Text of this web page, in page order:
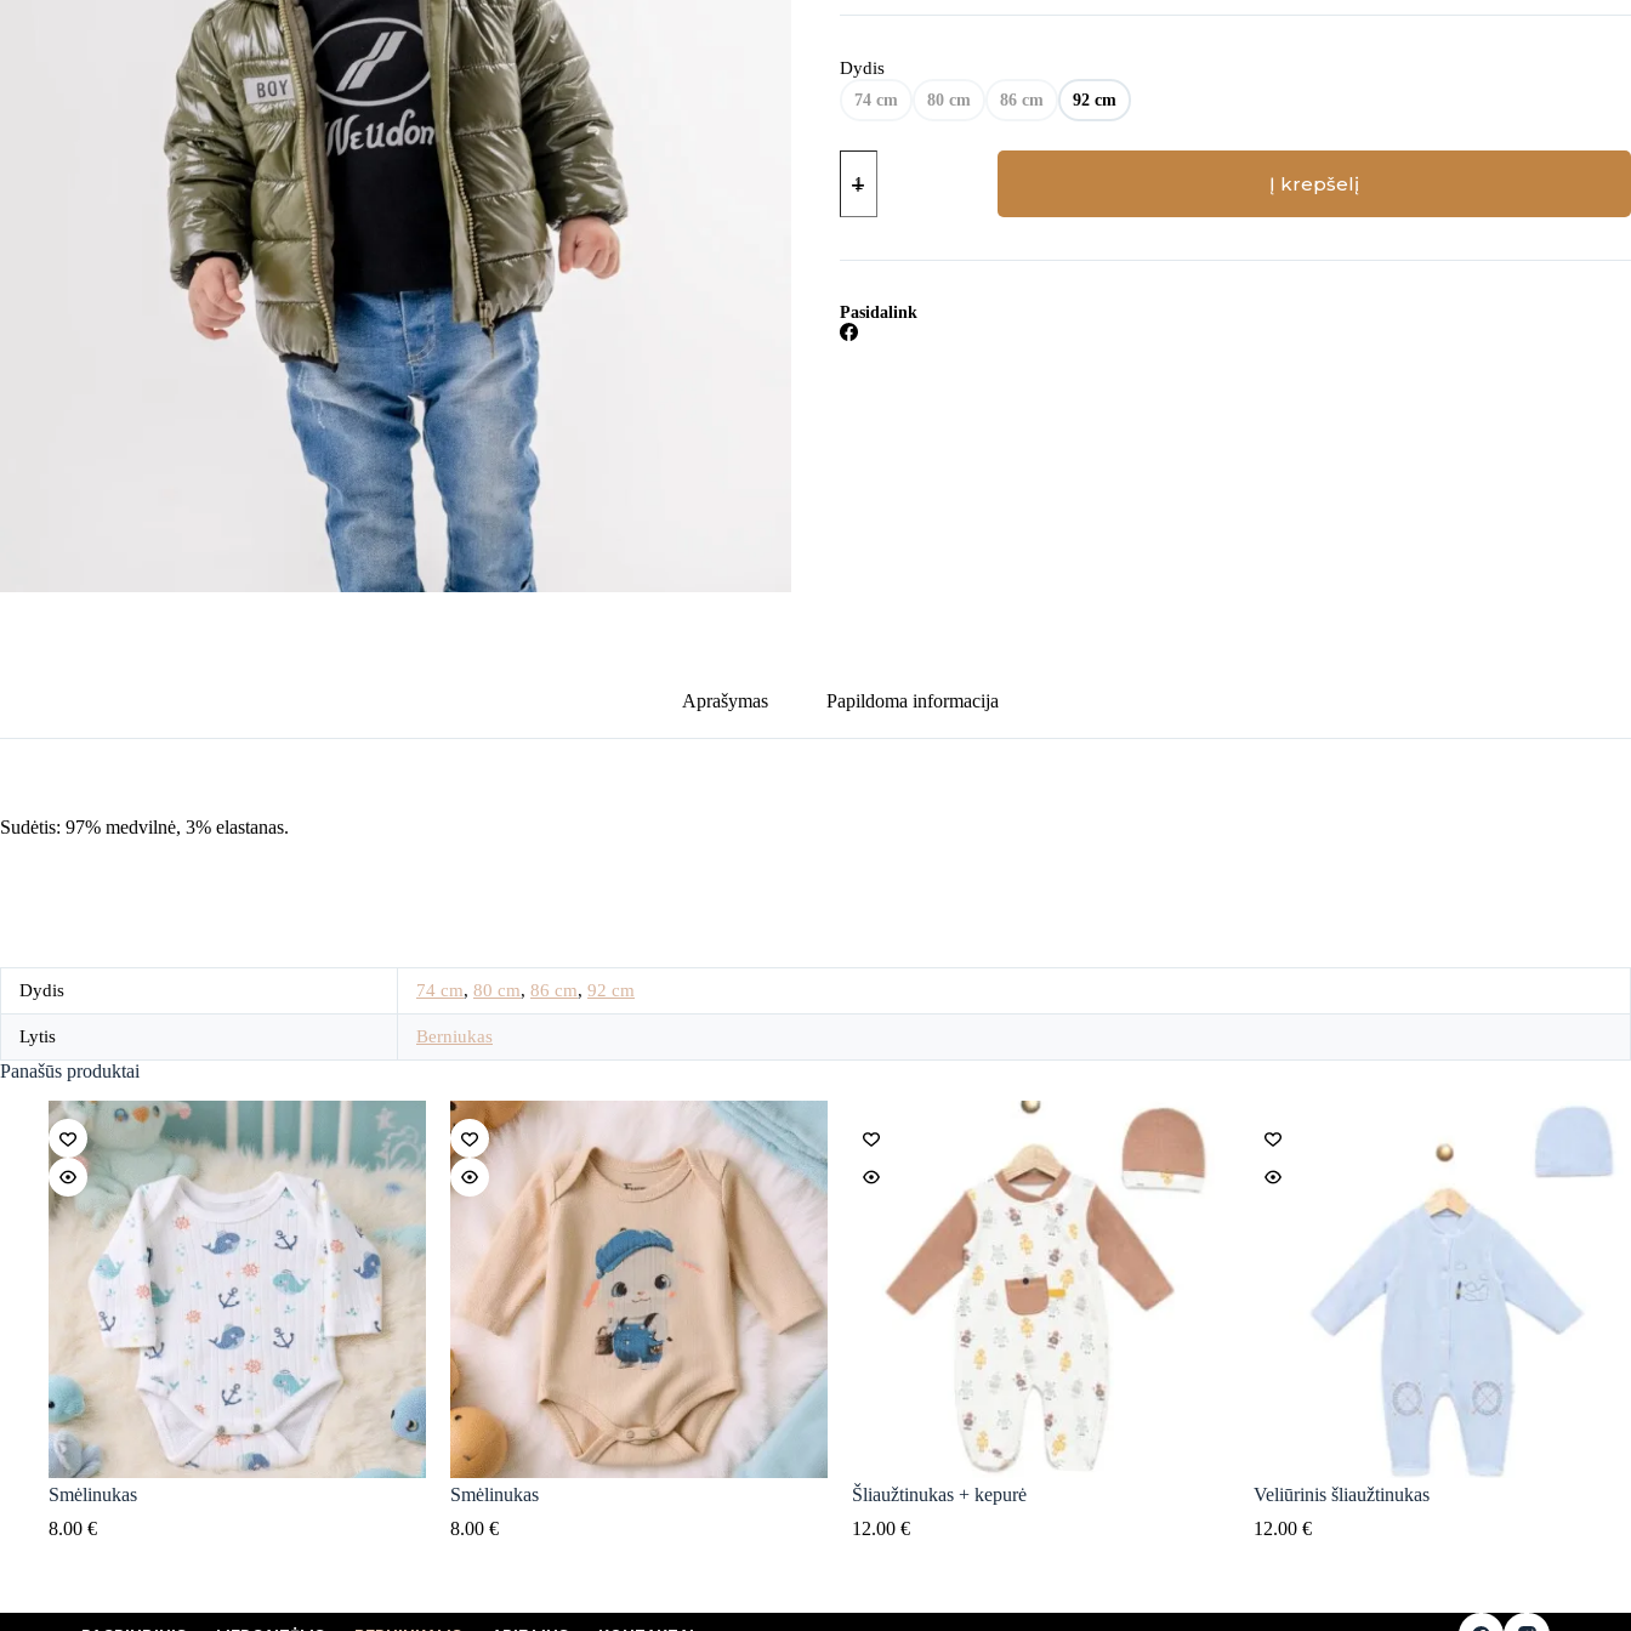
Dydis
74 cm 80 cm 86 cm 92 cm
kiekis:
džinsai
Į krepšelį
Pasidalink
Aprašymas Papildoma informacija
Sudėtis: 97% medvilnė, 3% elastanas.
Dydis 74 cm, 80 cm, 86 cm, 92 cm
Lytis Berniukas
Panašūs produktai
Smėlinukas
8.00 €
Smėlinukas
8.00 €
Šliaužtinukas + kepurė
12.00 €
Veliūrinis šliaužtinukas
12.00 €